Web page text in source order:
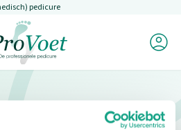
gaanpedicure
naar de homepagina
Mijn